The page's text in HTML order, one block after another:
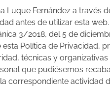
Fernández a través
antes de utilizar esta
3/2018, del 5 de
Política de Privacidad,
técnicas y organizativas
que pudiésemos
correspondiente actividad